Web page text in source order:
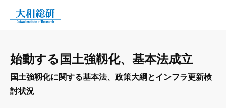
始動する国土強靱化、基本法成立
国土強靱化に関する基本法、政策大綱とインフラ更新検
討状況